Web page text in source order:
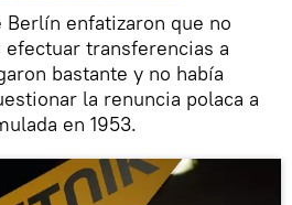
Berlín enfatizaron que no
transferencias a
bastante y no había
la renuncia polaca a
en 1953.